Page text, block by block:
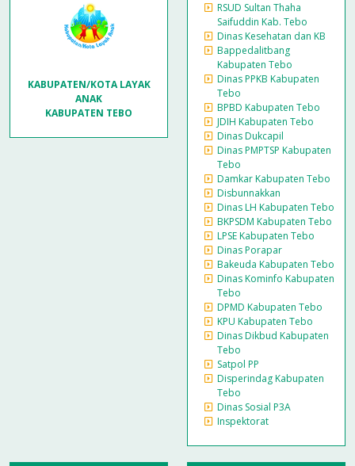
KABUPATEN/KOTA LAYAK
ANAK
KABUPATEN TEBO
RSUD Sultan Thaha
Saifuddin Kab. Tebo
Dinas Kesehatan dan KB
Bappedalitbang
Kabupaten Tebo
Dinas PPKB Kabupaten
Tebo
BPBD Kabupaten Tebo
JDIH Kabupaten Tebo
Dinas Dukcapil
Dinas PMPTSP Kabupaten
Tebo
Damkar Kabupaten Tebo
Disbunnakkan
Dinas LH Kabupaten Tebo
BKPSDM Kabupaten Tebo
LPSE Kabupaten Tebo
Dinas Porapar
Bakeuda Kabupaten Tebo
Dinas Kominfo Kabupaten
Tebo
DPMD Kabupaten Tebo
KPU Kabupaten Tebo
Dinas Dikbud Kabupaten
Tebo
Satpol PP
Disperindag Kabupaten
Tebo
Dinas Sosial P3A
Inspektorat